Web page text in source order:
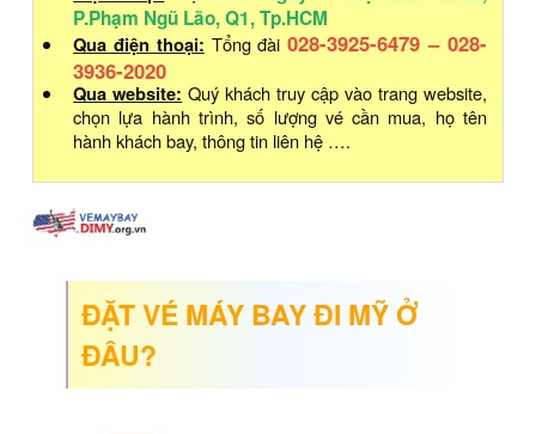
P.Phạm Ngũ Lão, Q1, Tp.HCM
Qua điện thoại: Tổng đài028-3925-6479 – 028-
3936-2020
Qua website: Quý khách truy cập vào trang website,
chọn lựa hành trình, số lượng vé cần mua, họ tên
hành khách bay, thông tin liên hệ ….
ĐẶT VÉ MÁY BAY ĐI MỸ Ở
ĐÂU?